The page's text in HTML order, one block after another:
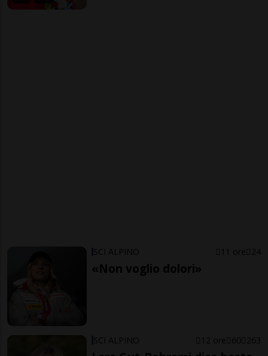
SCI ALPINO 11 ore 24
«Non voglio dolori»
SCI ALPINO 12 ore 60 263